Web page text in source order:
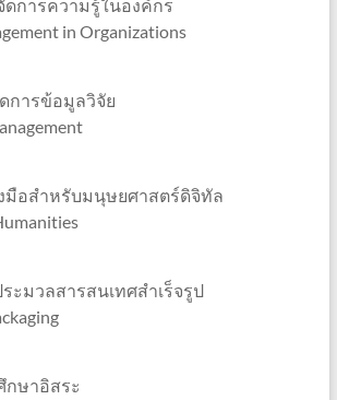
การความรู้ในองค์กร
in Organizations
การข้อมูลวิจัย
อสำหรับมนุษยศาสตร์ดิจิทัล
มวลสารสนเทศสำเร็จรูป
ษาอิสระ